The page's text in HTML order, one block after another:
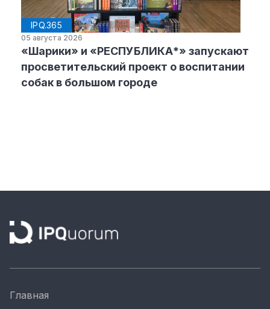
IPQ.365
05 августа 2026
«Шарики» и «РЕСПУБЛИКА*» запускают
просветительский проект о воспитании
собак в большом городе
Главная